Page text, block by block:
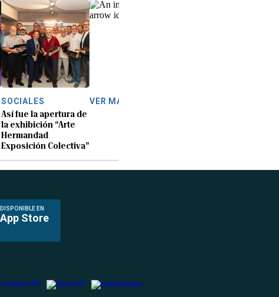
SOCIALES
Así fue la apertura de
la exhibición “Arte
Hermandad
Exposición Colectiva”
VER MÁS
DISPONIBLE EN
App Store